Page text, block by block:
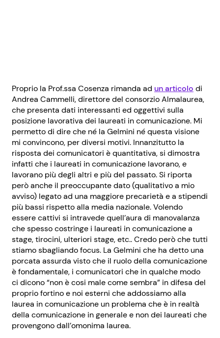
Proprio la Prof.ssa Cosenza rimanda ad un articolo di
Andrea Cammelli, direttore del consorzio Almalaurea,
che presenta dati interessanti ed oggettivi sulla
posizione lavorativa dei laureati in comunicazione. Mi
permetto di dire che né la Gelmini né questa visione
mi convincono, per diversi motivi. Innanzitutto la
risposta dei comunicatori è quantitativa, si dimostra
infatti che i laureati in comunicazione lavorano, e
lavorano più degli altri e più del passato. Si riporta
però anche il preoccupante dato (qualitativo a mio
avviso) legato ad una maggiore precarietà e a stipendi
più bassi rispetto alla media nazionale. Volendo
essere cattivi si intravede quell’aura di manovalanza
che spesso costringe i laureati in comunicazione a
stage, tirocini, ulteriori stage, etc.. Credo però che tutti
stiamo sbagliando focus. La Gelmini che ha detto una
porcata assurda visto che il ruolo della comunicazione
è fondamentale, i comunicatori che in qualche modo
ci dicono “non è cosi male come sembra” in difesa del
proprio fortino e noi esterni che addossiamo alla
laurea in comunicazione un problema che è in realtà
della comunicazione in generale e non dei laureati che
provengono dall’omonima laurea.